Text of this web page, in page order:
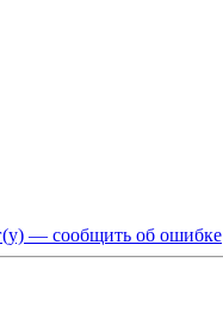
— сообщить об ошибке